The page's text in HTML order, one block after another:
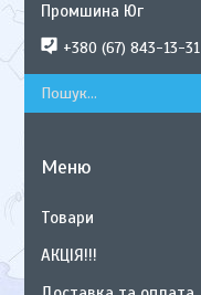
Промшина Юг
+380 (67) 843-13-31
Товари
АКЦІЯ!!!